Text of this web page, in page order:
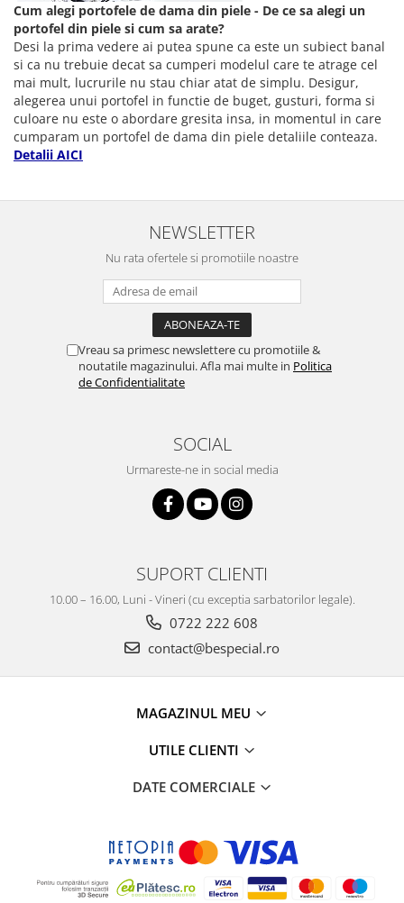
Cum alegi portofele de dama din piele - De ce sa alegi un
portofel din piele si cum sa arate?
Desi la prima vedere ai putea spune ca este un subiect banal
si ca nu trebuie decat sa cumperi modelul care te atrage cel
mai mult, lucrurile nu stau chiar atat de simplu. Desigur,
alegerea unui portofel in functie de buget, gusturi, forma si
culoare nu este o abordare gresita insa, in momentul in care
cumparam un portofel de dama din piele detaliile conteaza.
Detalii AICI
NEWSLETTER
Nu rata ofertele si promotiile noastre
Vreau sa primesc newslettere cu promotiile &
noutatile magazinului. Afla mai multe in Politica
de Confidentialitate
SOCIAL
Urmareste-ne in social media
SUPORT CLIENTI
10.00 – 16.00, Luni - Vineri (cu exceptia sarbatorilor legale).
0722 222 608
contact@bespecial.ro
MAGAZINUL MEU
UTILE CLIENTI
DATE COMERCIALE